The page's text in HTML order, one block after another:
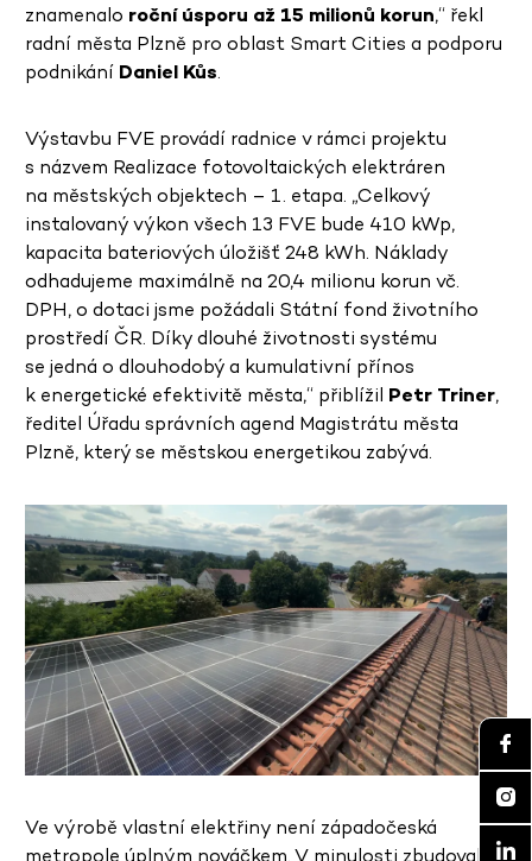
znamenalo roční úsporu až 15 milionů korun,“ řekl
radní města Plzně pro oblast Smart Cities a podporu
podnikání Daniel Kůs.
Výstavbu FVE provádí radnice v rámci projektu
s názvem Realizace fotovoltaických elektráren
na městských objektech – 1. etapa. „Celkový
instalovaný výkon všech 13 FVE bude 410 kWp,
kapacita bateriových úložišť 248 kWh. Náklady
odhadujeme maximálně na 20,4 milionu korun vč.
DPH, o dotaci jsme požádali Státní fond životního
prostředí ČR. Díky dlouhé životnosti systému
se jedná o dlouhodobý a kumulativní přínos
k energetické efektivitě města,“ přiblížil Petr Triner,
ředitel Úřadu správních agend Magistrátu města
Plzně, který se městskou energetikou zabývá.
Ve výrobě vlastní elektřiny není západočeská
metropole úplným nováčkem. V minulosti zbudovala